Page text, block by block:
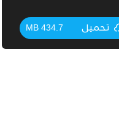
تحميل 434.7 MB